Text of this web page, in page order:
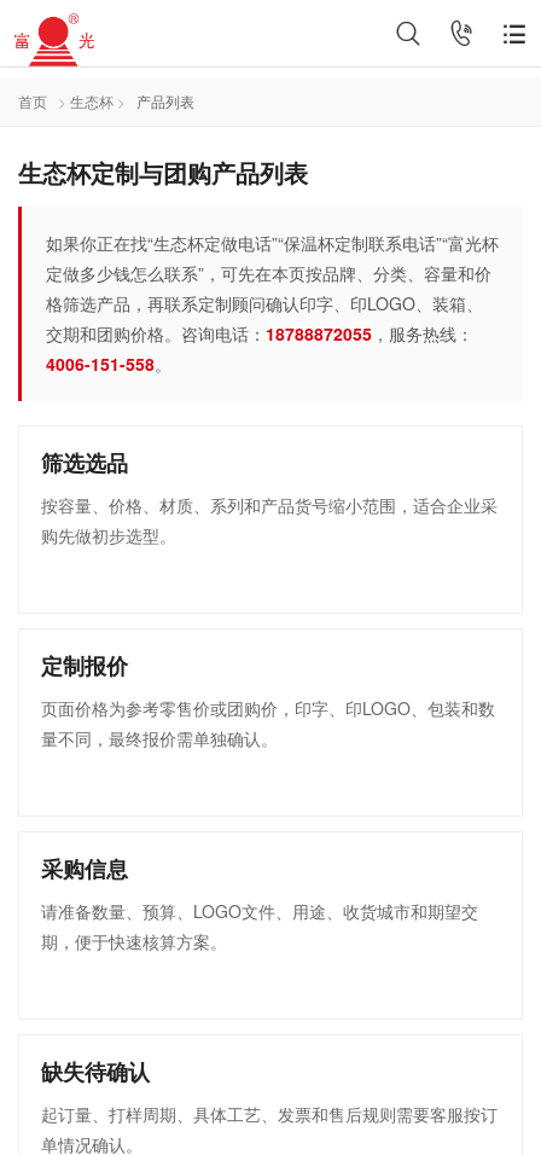
首页 > 生态杯 > 产品列表
生态杯定制与团购产品列表
如果你正在找“生态杯定做电话”“保温杯定制联系电话”“富光杯
定做多少钱怎么联系”，可先在本页按品牌、分类、容量和价
格筛选产品，再联系定制顾问确认印字、印LOGO、装箱、
交期和团购价格。咨询电话： 18788872055 ，服务热线：
4006-151-558。
筛选选品
按容量、价格、材质、系列和产品货号缩小范围，适合企业采
购先做初步选型。
定制报价
页面价格为参考零售价或团购价，印字、印LOGO、包装和数
量不同，最终报价需单独确认。
采购信息
请准备数量、预算、LOGO文件、用途、收货城市和期望交
期，便于快速核算方案。
缺失待确认
起订量、打样周期、具体工艺、发票和售后规则需要客服按订
单情况确认。